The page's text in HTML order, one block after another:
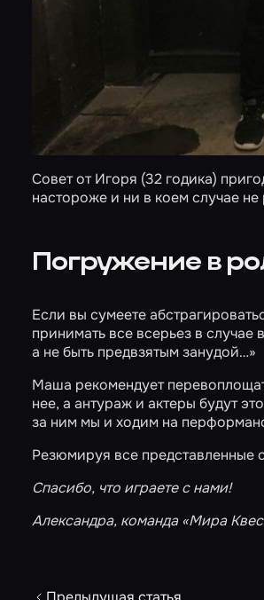
Совет от Игоря (32 годика)
настороже и ни в коем случае не
Погружение в
Если вы сумеете
принимать все всерьез в случае
а не быть предвзятым занудой…»
Маша рекомендует
нее, а антураж и актеры будут
за ним мы и ходим на
Резюмируя все представленные
Спасибо, что играете с нами!
Александра, команда «Мира